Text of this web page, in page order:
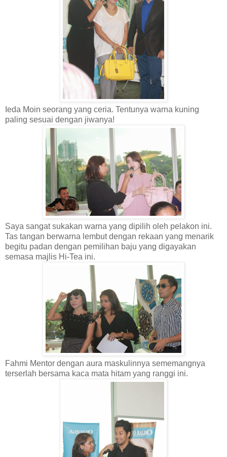
Ieda Moin seorang yang ceria. Tentunya warna kuning
paling sesuai dengan jiwanya!
Saya sangat sukakan warna yang dipilih oleh pelakon ini.
Tas tangan berwarna lembut dengan rekaan yang menarik
begitu padan dengan pemilihan baju yang digayakan
semasa majlis Hi-Tea ini.
Fahmi Mentor dengan aura maskulinnya sememangnya
terserlah bersama kaca mata hitam yang ranggi ini.